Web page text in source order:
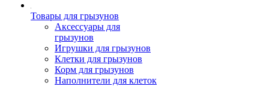
Товары для грызунов
Аксессуары для
грызунов
Игрушки для грызунов
Клетки для грызунов
Корм для грызунов
Наполнители для клеток